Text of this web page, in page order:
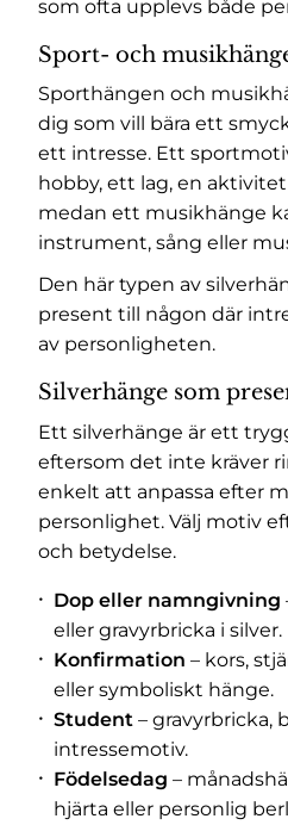
som ofta upplevs både
Sport- och
Sporthängen och
dig som vill bära ett
ett intresse. Ett
hobby, ett lag, en
medan ett musikhänge
instrument, sång eller
Den här typen av
present till någon där
av personligheten.
Silverhänge som
Ett silverhänge är ett
eftersom det inte kräver
enkelt att anpassa efter
personlighet. Välj motiv
och betydelse.
Dop eller namngivning
eller gravyrbricka i silver.
Konfirmation – kors,
eller symboliskt hänge.
Student – gravyrbricka,
intressemotiv.
Födelsedag –
hjärta eller personlig